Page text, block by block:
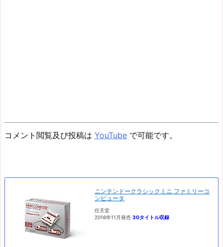
コメント閲覧及び投稿は YouTube で可能です。
ニンテンドークラシックミニ ファミリーコ
ンピュータ
任天堂
2016年11月発売 30タイトル収録